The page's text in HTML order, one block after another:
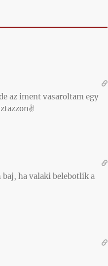
az iment vasaroltam egy
ha valaki belebotlik a